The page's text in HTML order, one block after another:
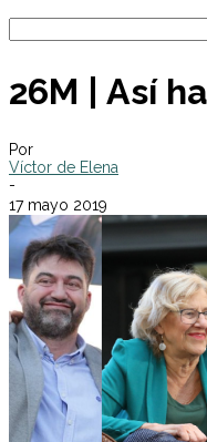
26M | Así
Por
Víctor de Elena
-
17 mayo 2019